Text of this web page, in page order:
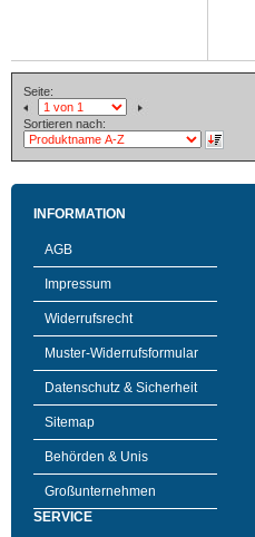
Seite:
Sortieren nach:
INFORMATION
AGB
Impressum
Widerrufsrecht
Muster-Widerrufsformular
Datenschutz & Sicherheit
Sitemap
Behörden & Unis
Großunternehmen
SERVICE